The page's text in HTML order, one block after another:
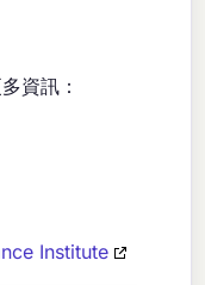
資訊：
Institute